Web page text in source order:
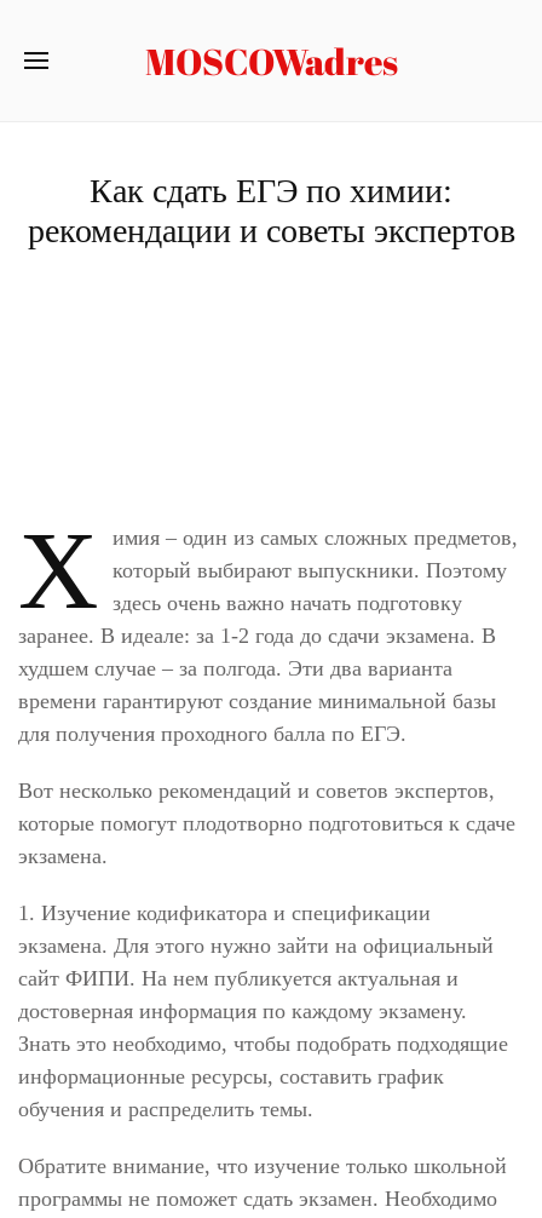
MOSCOWadres
Как сдать ЕГЭ по химии:
рекомендации и советы экспертов
Х
имия – один из самых сложных предметов,
который выбирают выпускники. Поэтому
здесь очень важно начать подготовку
заранее. В идеале: за 1-2 года до сдачи экзамена. В
худшем случае – за полгода. Эти два варианта
времени гарантируют создание минимальной базы
для получения проходного балла по ЕГЭ.
Вот несколько рекомендаций и советов экспертов,
которые помогут плодотворно подготовиться к сдаче
экзамена.
1. Изучение кодификатора и спецификации
экзамена. Для этого нужно зайти на официальный
сайт ФИПИ. На нем публикуется актуальная и
достоверная информация по каждому экзамену.
Знать это необходимо, чтобы подобрать подходящие
информационные ресурсы, составить график
обучения и распределить темы.
Обратите внимание, что изучение только школьной
программы не поможет сдать экзамен. Необходимо